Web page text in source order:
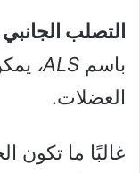
التصلب
باسم ALS،
العضلات.
غالبًا ما تكون